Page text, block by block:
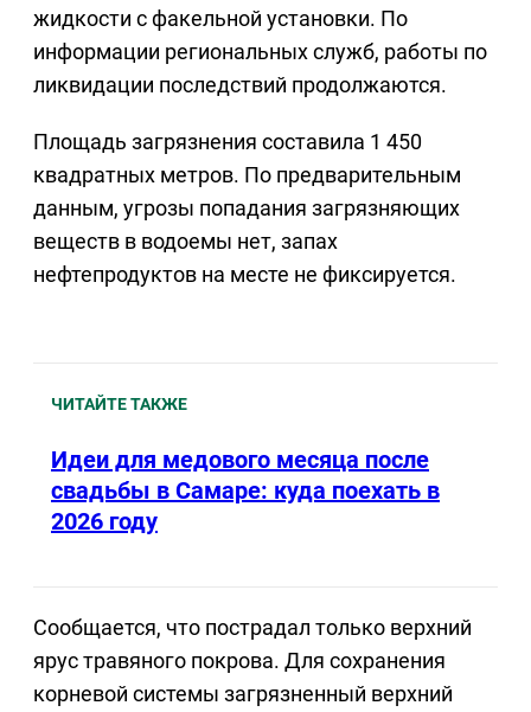
жидкости с факельной установки. По
информации региональных служб, работы по
ликвидации последствий продолжаются.
Площадь загрязнения составила 1 450
квадратных метров. По предварительным
данным, угрозы попадания загрязняющих
веществ в водоемы нет, запах
нефтепродуктов на месте не фиксируется.
ЧИТАЙТЕ ТАКЖЕ
Идеи для медового месяца после
свадьбы в Самаре: куда поехать в
2026 году
Сообщается, что пострадал только верхний
ярус травяного покрова. Для сохранения
корневой системы загрязненный верхний